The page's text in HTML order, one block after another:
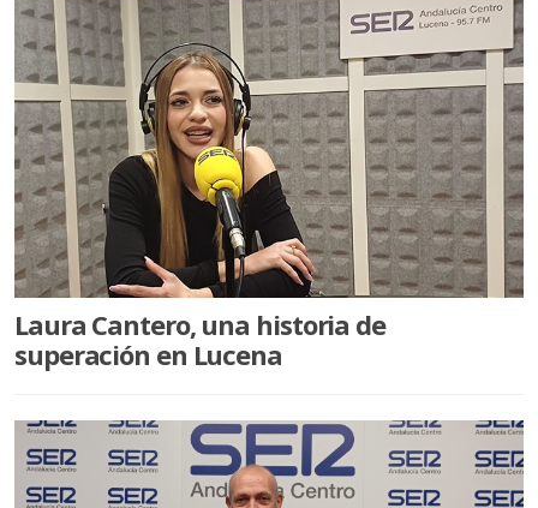
Laura Cantero, una historia de
superación en Lucena